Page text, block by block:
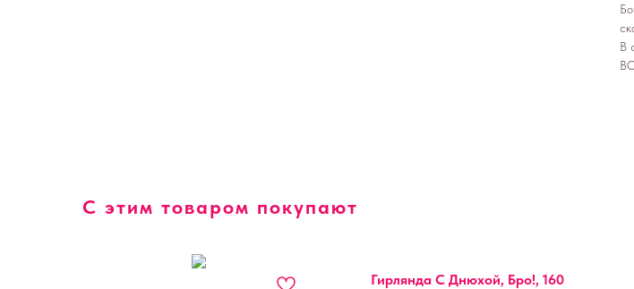
В
С этим товаром покупают
Гирлянда С Днюхой, Бро!, 160